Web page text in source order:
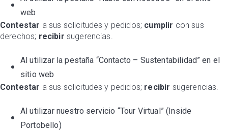
web
Contestar a sus solicitudes y pedidos; cumplir con sus
derechos; recibir sugerencias.
Al utilizar la pestaña “Contacto – Sustentabilidad” en el
sitio web
Contestar a sus solicitudes y pedidos; recibir sugerencias.
Al utilizar nuestro servicio “Tour Virtual” (Inside
Portobello)